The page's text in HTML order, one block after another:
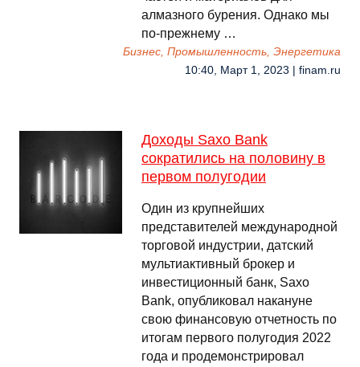
алмазного бурения. Однако мы
по-прежнему …
Бизнес, Промышленность, Энергетика
10:40, Март 1, 2023 | finam.ru
Доходы Saxo Bank
сократились на половину в
первом полугодии
Один из крупнейших
представителей международной
торговой индустрии, датский
мультиактивный брокер и
инвестиционный банк, Saxo
Bank, опубликовал накануне
свою финансовую отчетность по
итогам первого полугодия 2022
года и продемонстрировал